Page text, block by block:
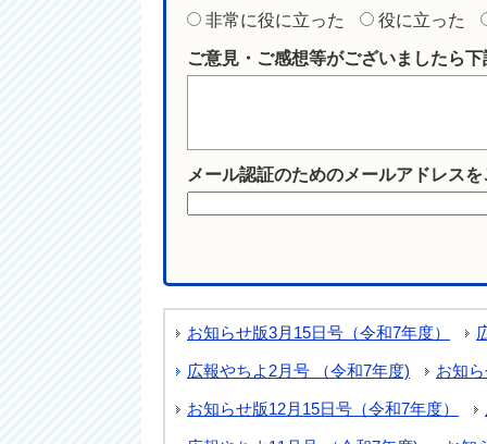
非常に役に立った
役に立った
ご意見・ご感想等がございましたら
メール認証のためのメールアドレス
お知らせ版3月15日号（令和7年度）
広報やちよ2月号 （令和7年度) お知
お知らせ版12月15日号（令和7年度）